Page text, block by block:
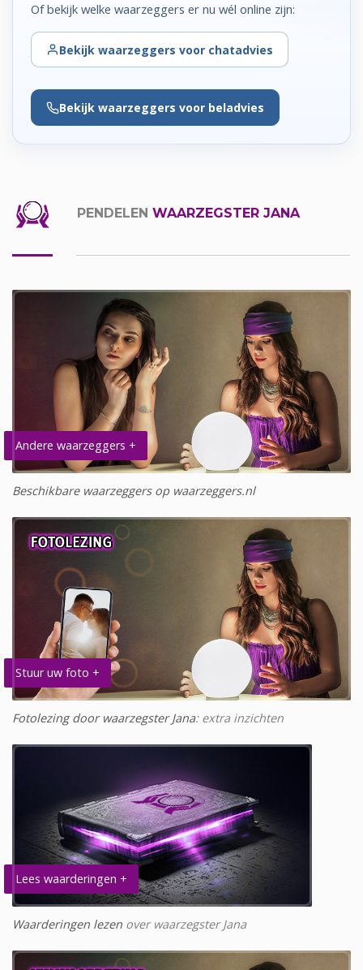
Of bekijk welke waarzeggers er nu wél online zijn:
Bekijk waarzeggers voor chatadvies
Bekijk waarzeggers voor beladvies
PENDELEN WAARZEGSTER JANA
Andere waarzeggers +
Beschikbare waarzeggers op waarzeggers.nl
Stuur uw foto +
Fotolezing door waarzegster Jana: extra inzichten
Lees waarderingen +
Waarderingen lezen over waarzegster Jana